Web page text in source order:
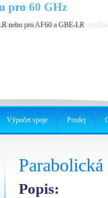
díly
díly, které si můžete
pro 60 GHz
nebo pro AF60 a GBE-LR
Popis:
Výpočet spoje Prodej